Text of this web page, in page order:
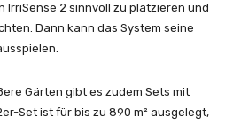
IrriSense 2 sinnvoll zu platzieren und
Dann kann das System seine
Gärten gibt es zudem Sets mit
Set ist für bis zu 890 m² ausgelegt,